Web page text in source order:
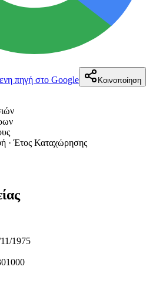
πηγή στο Google Κοινοποίηση
· Έτος Καταχώρησης
1975